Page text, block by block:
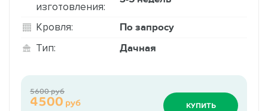
изготовления:
Кровля: По запросу
Тип: Дачная
4500 руб
5600 руб
КУПИТЬ